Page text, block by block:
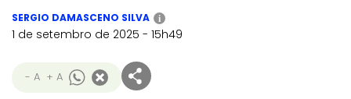
SERGIO DAMASCENO SILVA i
1 de setembro de 2025 - 15h49
- A + A